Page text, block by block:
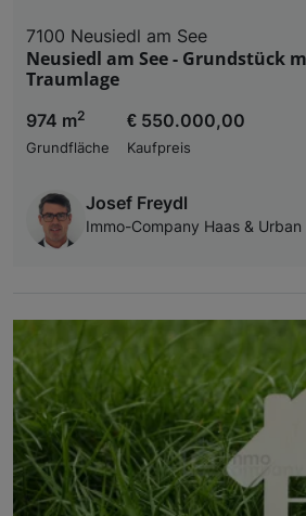
7100 Neusiedl am See
Neusiedl am See - Grundstück
Traumlage
974 m2
Grundfläche
€ 550.000,00
Kaufpreis
Josef Freydl
Immo-Company Haas & Urban